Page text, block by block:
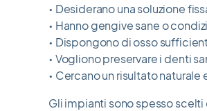
• Desiderano una soluzione
• Hanno gengive sane o
• Dispongono di osso
• Vogliono preservare i denti
• Cercano un risultato naturale
Gli impianti sono spesso